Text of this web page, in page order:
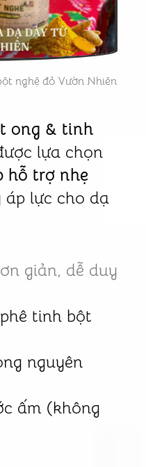
nghệ đỏ Vườn Nhiên
ong & tinh
lựa chọn
hỗ trợ nhẹ
áp lực cho dạ
giản, dễ duy
tinh bột
nguyên
ấm (không